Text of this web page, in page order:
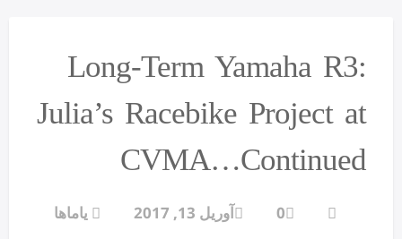
Long-Term Yamaha R3:
Julia’s Racebike Project at
CVMA…Continued
0 آوریل 13, 2017 یاماها